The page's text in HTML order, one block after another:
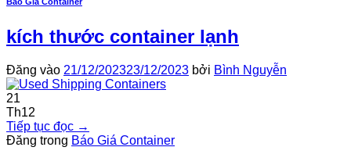
kích thước container lạnh
Đăng vào 21/12/202323/12/2023 bởi Bình Nguyễn
21
Th12
Tiếp tục đọc →
Đăng trong Báo Giá Container